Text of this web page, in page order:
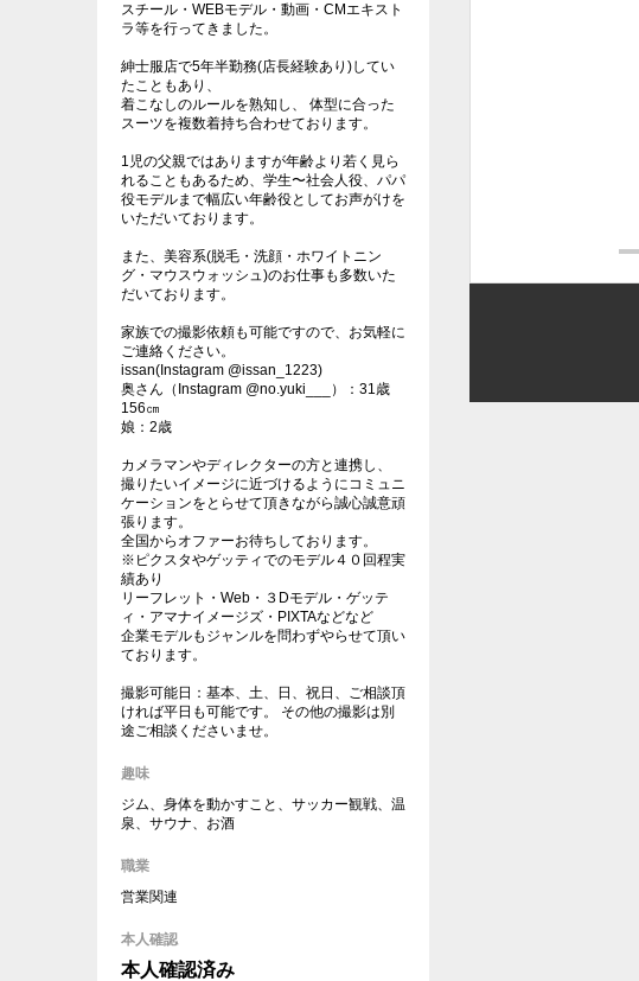
スチール・WEBモデル・動画・CMエキスト
ラ等を行ってきました。
紳士服店で5年半勤務(店長経験あり)してい
たこともあり、
着こなしのルールを熟知し、 体型に合った
スーツを複数着持ち合わせております。
1児の父親ではありますが年齢より若く見ら
れることもあるため、学生〜社会人役、パパ
役モデルまで幅広い年齢役としてお声がけを
いただいております。
また、美容系(脱毛・洗顔・ホワイトニン
グ・マウスウォッシュ)のお仕事も多数いた
だいております。
家族での撮影依頼も可能ですので、お気軽に
ご連絡ください。
issan(Instagram @issan_1223)
奥さん（Instagram @no.yuki___）：31歳
156㎝
娘：2歳
カメラマンやディレクターの方と連携し、
撮りたいイメージに近づけるようにコミュニ
ケーションをとらせて頂きながら誠心誠意頑
張ります。
全国からオファーお待ちしております。
※ピクスタやゲッティでのモデル４０回程実
績あり
リーフレット・Web・３Dモデル・ゲッテ
ィ・アマナイメージズ・PIXTAなどなど
企業モデルもジャンルを問わずやらせて頂い
ております。
撮影可能日：基本、土、日、祝日、ご相談頂
ければ平日も可能です。 その他の撮影は別
途ご相談くださいませ。
趣味
ジム、身体を動かすこと、サッカー観戦、温
泉、サウナ、お酒
職業
営業関連
本人確認
本人確認済み